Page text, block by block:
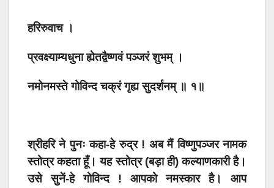
हरिरुवाच ।
प्रवक्ष्याम्यधुना ह्येतद्वैष्णवं पञ्जरं शुभम् ।
नमोनमस्ते गोविन्द चक्रं गृह्य सुदर्शनम् ॥ १॥
श्रीहरि ने पुनः कहा-हे रुद्र ! अब मैं विष्णुपञ्जर नामक
स्तोत्र कहता हूँ। यह स्तोत्र (बड़ा ही) कल्याणकारी है।
उसे सुनें-हे गोविन्द ! आपको नमस्कार है। आप